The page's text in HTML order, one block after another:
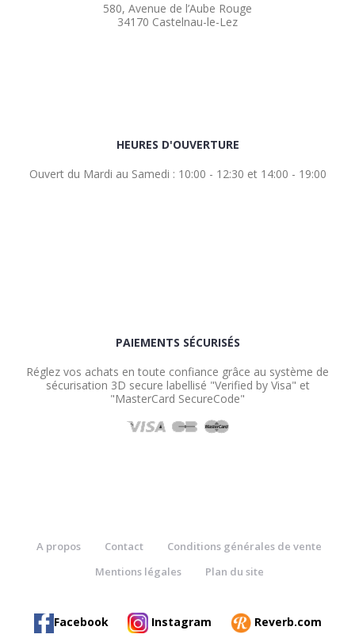
580, Avenue de l’Aube Rouge
34170 Castelnau-le-Lez
HEURES D'OUVERTURE
Ouvert du Mardi au Samedi : 10:00 - 12:30 et 14:00 - 19:00
PAIEMENTS SÉCURISÉS
Réglez vos achats en toute confiance grâce au système de
sécurisation 3D secure labellisé "Verified by Visa" et
"MasterCard SecureCode"
A propos Contact
Conditions générales de vente
Mentions légales
Plan du site
Facebook Instagram Reverb.com